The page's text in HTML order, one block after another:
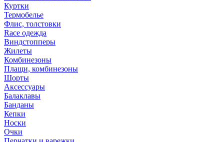
Куртки
Термобелье
Флис, толстовки
Race одежда
Виндстопперы
Жилеты
Комбинезоны
Плащи, комбинезоны
Шорты
Аксессуары
Балаклавы
Банданы
Кепки
Носки
Очки